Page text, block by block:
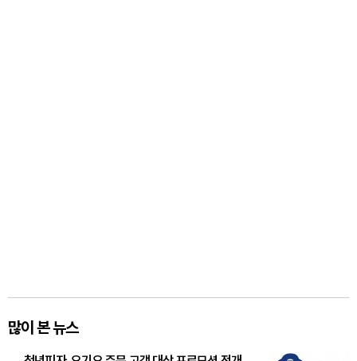
많이 본 뉴스